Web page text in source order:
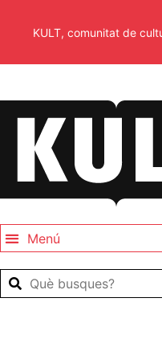
KULT, comunitat de